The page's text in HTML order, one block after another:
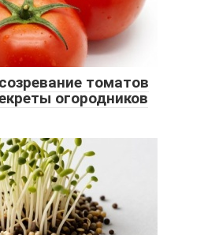
томатов
огородников